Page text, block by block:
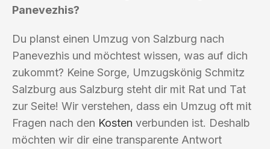
Panevezhis?
Du planst einen Umzug von Salzburg nach
Panevezhis und möchtest wissen, was auf dich
zukommt? Keine Sorge, Umzugskönig Schmitz
Salzburg aus Salzburg steht dir mit Rat und Tat
zur Seite! Wir verstehen, dass ein Umzug oft mit
Fragen nach den Kosten verbunden ist. Deshalb
möchten wir dir eine transparente Antwort